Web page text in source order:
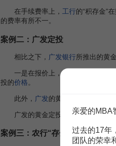
在手续费率上， 工行的“积存金”
的费率有所不一。
案例二：广发定投
相比之下， 广发银行所推出的黄
一是在报价上，广发
投的价格。
此外， 广发的黄金定投所提供的
广发的黄金定投业务也是门槛最低
案例三：农行“存金通”
亲爱的MBA
过去的17年
团队的荣幸